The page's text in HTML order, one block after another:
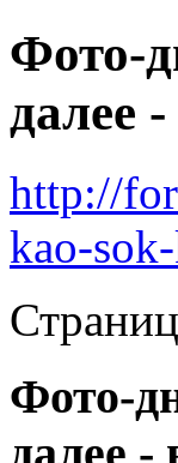
Фото-
далее -
http://
kao-
Фото-